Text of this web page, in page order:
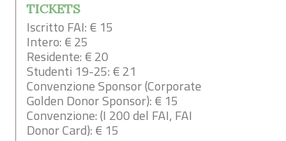
TICKETS
Iscritto FAI: € 15
Intero: € 25
Residente: € 20
Studenti 19-25: € 21
Convenzione Sponsor (Corporate
Golden Donor Sponsor): € 15
Convenzione: (I 200 del FAI, FAI
Donor Card): € 15